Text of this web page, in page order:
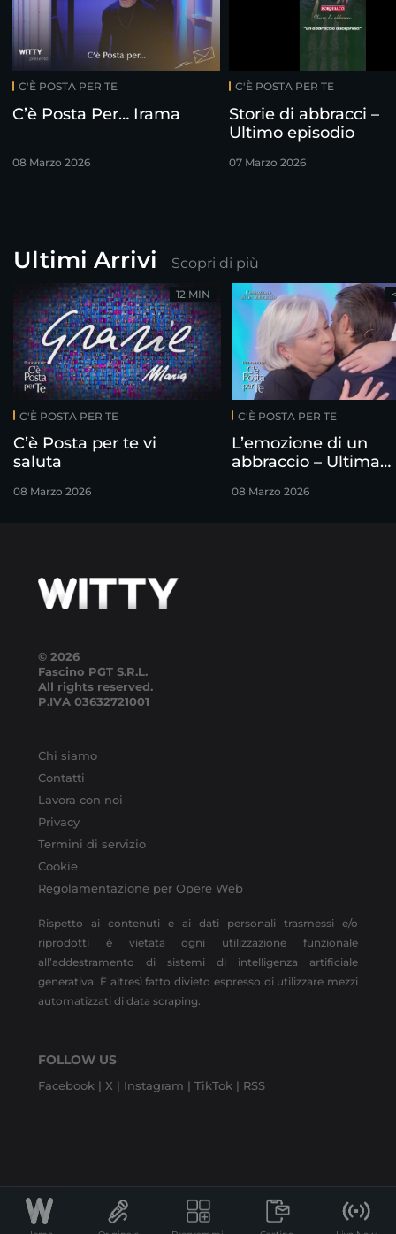
C'È POSTA PER TE
C’è Posta Per… Irama
08 Marzo 2026
C'È POSTA PER TE
Storie di abbracci –
Ultimo episodio
07 Marzo 2026
Ultimi Arrivi Scopri di più
C'È POSTA PER TE
C’è Posta per te vi
saluta
08 Marzo 2026
12 MIN
C'È POSTA PER TE
L’emozione di un
abbraccio – Ultima
08 Marzo 2026
© 2026
Fascino PGT S.R.L.
All rights reserved.
P.IVA 03632721001
Chi siamo
Contatti
Lavora con noi
Privacy
Termini di servizio
Cookie
Regolamentazione per Opere Web
Rispetto ai contenuti e ai dati personali trasmessi e/o
riprodotti è vietata ogni utilizzazione funzionale
all’addestramento di sistemi di intelligenza artificiale
generativa. È altresì fatto divieto espresso di utilizzare mezzi
automatizzati di data scraping.
FOLLOW US
Facebook | X | Instagram | TikTok | RSS